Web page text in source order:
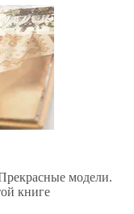
модели.
книге